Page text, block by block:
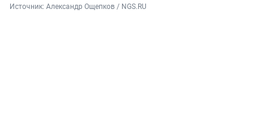
Источник: Александр Ощепков / NGS.RU